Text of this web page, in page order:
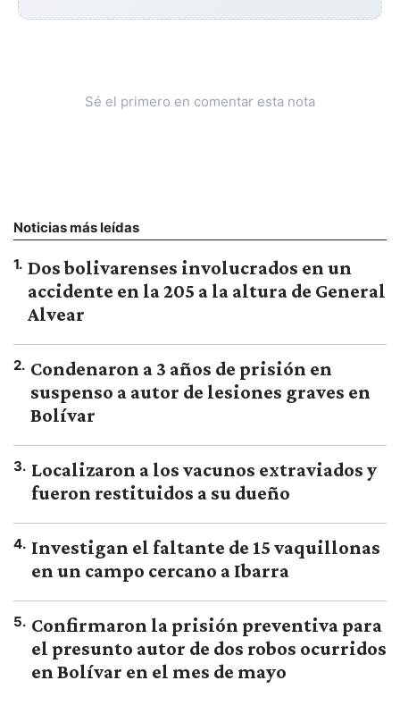
Sé el primero en comentar esta nota
Noticias más leídas
1. Dos bolivarenses involucrados en un
accidente en la 205 a la altura de General
Alvear
2. Condenaron a 3 años de prisión en
suspenso a autor de lesiones graves en
Bolívar
3. Localizaron a los vacunos extraviados y
fueron restituidos a su dueño
4. Investigan el faltante de 15 vaquillonas
en un campo cercano a Ibarra
5. Confirmaron la prisión preventiva para
el presunto autor de dos robos ocurridos
en Bolívar en el mes de mayo